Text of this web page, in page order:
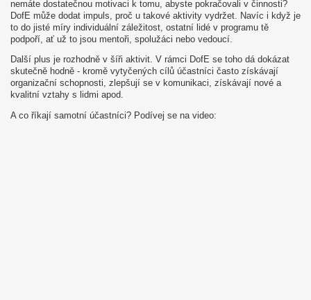
nemáte dostatečnou motivaci k tomu, abyste pokračovali v činnosti?
DofE může dodat impuls, proč u takové aktivity vydržet. Navíc i když je
to do jisté míry individuální záležitost, ostatní lidé v programu tě
podpoří, ať už to jsou mentoři, spolužáci nebo vedoucí.
Další plus je rozhodně v šíři aktivit. V rámci DofE se toho dá dokázat
skutečně hodně - kromě vytyčených cílů účastníci často získávají
organizační schopnosti, zlepšují se v komunikaci, získávají nové a
kvalitní vztahy s lidmi apod.
A co říkají samotní účastníci? Podívej se na video: